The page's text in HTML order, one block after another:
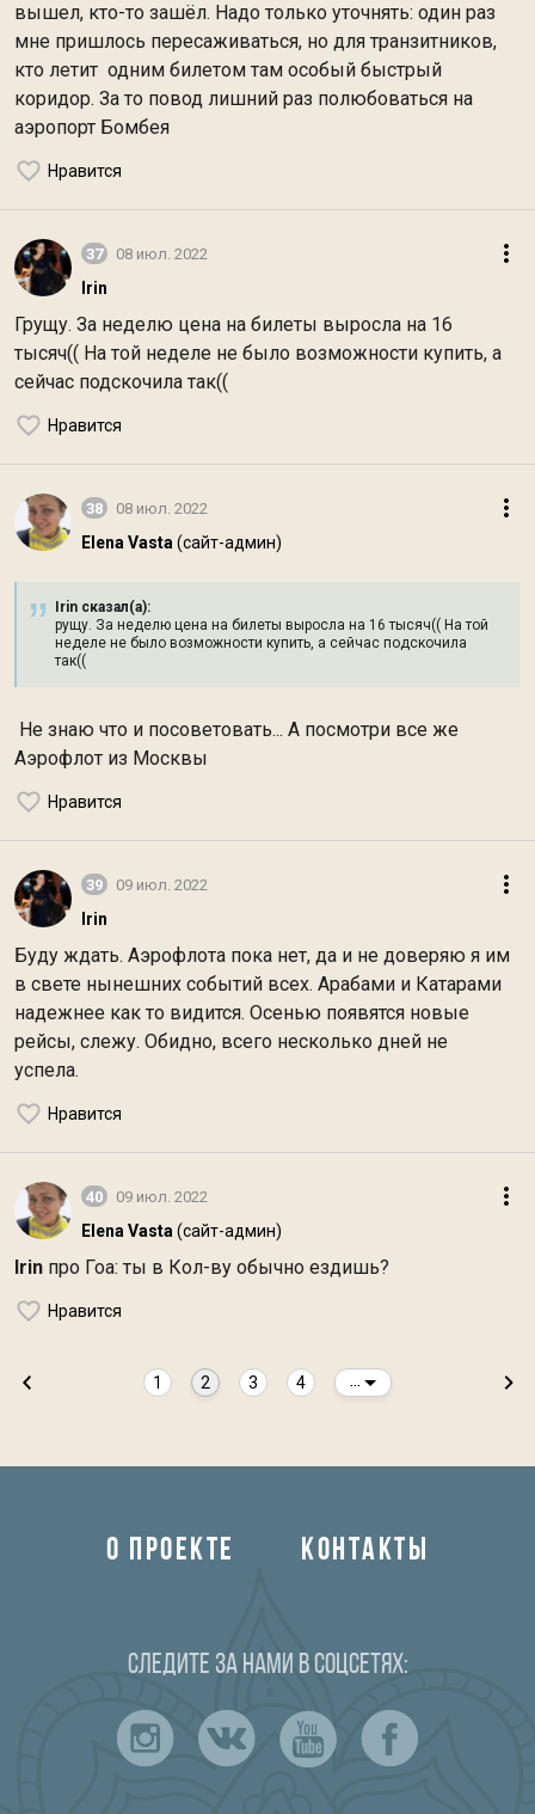
вышел, кто-то зашёл. Надо только уточнять: один раз
мне пришлось пересаживаться, но для транзитников,
кто летит одним билетом там особый быстрый
коридор. За то повод лишний раз полюбоваться на
аэропорт Бомбея
Нравится
37 08 июл. 2022
Irin
Грущу. За неделю цена на билеты выросла на 16
тысяч(( На той неделе не было возможности купить, а
сейчас подскочила так((
Нравится
38 08 июл. 2022
Elena Vasta (сайт-админ)
Irin сказал(а):
рущу. За неделю цена на билеты выросла на 16 тысяч(( На той
неделе не было возможности купить, а сейчас подскочила
так((
Не знаю что и посоветовать... А посмотри все же
Аэрофлот из Москвы
Нравится
39 09 июл. 2022
Irin
Буду ждать. Аэрофлота пока нет, да и не доверяю я им
в свете нынешних событий всех. Арабами и Катарами
надежнее как то видится. Осенью появятся новые
рейсы, слежу. Обидно, всего несколько дней не
успела.
Нравится
40 09 июл. 2022
Elena Vasta (сайт-админ)
Irin про Гоа: ты в Кол-ву обычно ездишь?
Нравится
1 2 3 4
О ПРОЕКТЕ КОНТАКТЫ
Следите за нами в соцсетях: